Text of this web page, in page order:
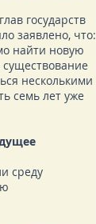
государств
заявлено, что:
найти новую
несколькими
семь лет уже
среду